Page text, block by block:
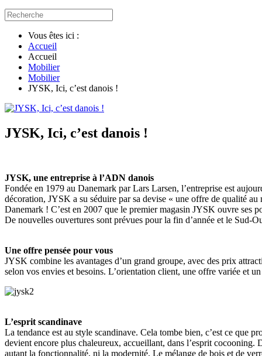
Vous êtes ici :
Accueil
Accueil
Mobilier
Mobilier
JYSK, Ici, c’est danois !
JYSK, Ici, c’est danois !
JYSK, une entreprise à l’ADN danois
Fondée en 1979 au Danemark par Lars Larsen, l’entreprise est
décoration, JYSK a su séduire par sa devise « une offre de qualité
Danemark ! C’est en 2007 que le premier magasin JYSK ouvre ses
De nouvelles ouvertures sont prévues pour la fin d’année et le Sud-
Une offre pensée pour vous
JYSK combine les avantages d’un grand groupe, avec des prix
selon vos envies et besoins. L’orientation client, une offre variée et
L’esprit scandinave
La tendance est au style scandinave. Cela tombe bien, c’est ce que
devient encore plus chaleureux, accueillant, dans l’esprit
autant la fonctionnalité, ni la modernité. Le mélange de bois et de